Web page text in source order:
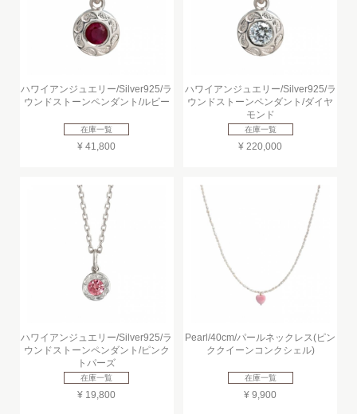
ハワイアンジュエリー/Silver925/ラ
ウンドストーンペンダント/ルビー
在庫一覧
¥ 41,800
ハワイアンジュエリー/Silver925/ラ
ウンドストーンペンダント/ダイヤ
モンド
在庫一覧
¥ 220,000
ハワイアンジュエリー/Silver925/ラ
ウンドストーンペンダント/ピンク
トパーズ
在庫一覧
¥ 19,800
Pearl/40cm/パールネックレス(ピン
ククイーンコンクシェル)
在庫一覧
¥ 9,900